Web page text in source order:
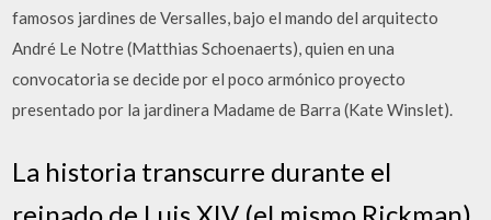
famosos jardines de Versalles, bajo el mando del arquitecto
André Le Notre (Matthias Schoenaerts), quien en una
convocatoria se decide por el poco armónico proyecto
presentado por la jardinera Madame de Barra (Kate Winslet).
La historia transcurre durante el
reinado de Luis XIV (el mismo Rickman),